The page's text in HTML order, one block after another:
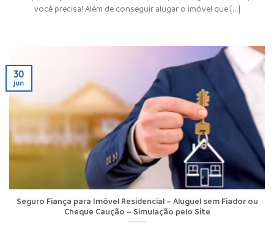
você precisa! Além de conseguir alugar o imóvel que [...]
Seguro Fiança para Imóvel Residencial – Aluguel sem Fiador ou
Cheque Caução – Simulação pelo Site
30
jun